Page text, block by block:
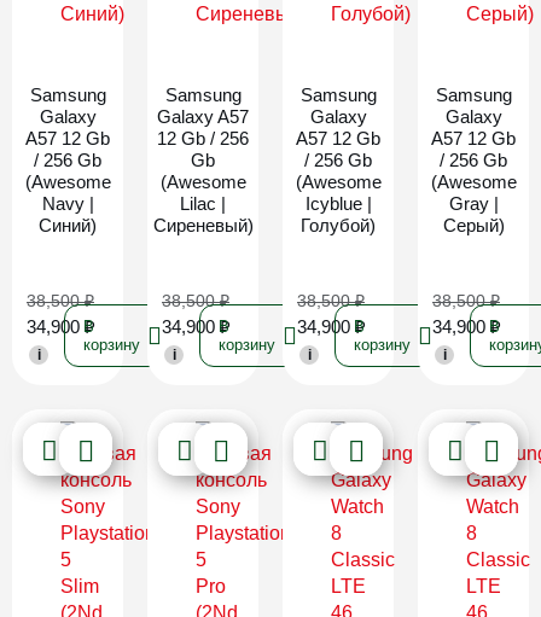
Samsung
Galaxy
A57 12 Gb
/ 256 Gb
(Awesome
Navy |
Синий)
38,500₽
34,900 ₽
i
В
корзину
Samsung
Galaxy A57
12 Gb / 256
Gb
(Awesome
Lilac |
Сиреневый)
38,500₽
34,900 ₽
i
В
корзину
Samsung
Galaxy
A57 12 Gb
/ 256 Gb
(Awesome
Icyblue |
Голубой)
38,500₽
34,900 ₽
i
В
корзину
Samsung
Galaxy
A57 12 Gb
/ 256 Gb
(Awesome
Gray |
Серый)
38,500₽
34,900 ₽
i
В